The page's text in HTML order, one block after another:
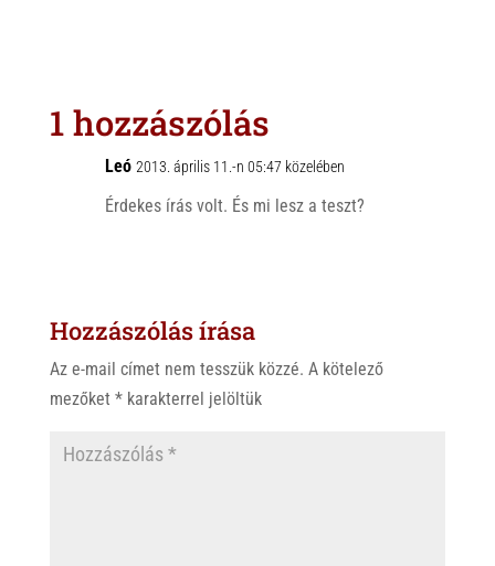
A
o
o
k
1 hozzászólás
Leó 2013. április 11.-n 05:47 közelében
Érdekes írás volt. És mi lesz a teszt?
Hozzászólás írása
Az e-mail címet nem tesszük közzé. A kötelező
mezőket *karakterrel jelöltük